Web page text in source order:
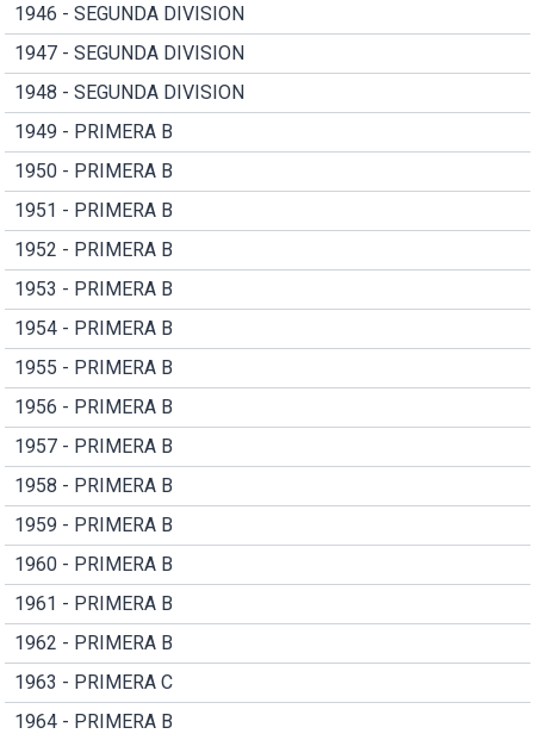
1946 - SEGUNDA DIVISION
1947 - SEGUNDA DIVISION
1948 - SEGUNDA DIVISION
1949 - PRIMERA B
1950 - PRIMERA B
1951 - PRIMERA B
1952 - PRIMERA B
1953 - PRIMERA B
1954 - PRIMERA B
1955 - PRIMERA B
1956 - PRIMERA B
1957 - PRIMERA B
1958 - PRIMERA B
1959 - PRIMERA B
1960 - PRIMERA B
1961 - PRIMERA B
1962 - PRIMERA B
1963 - PRIMERA C
1964 - PRIMERA B